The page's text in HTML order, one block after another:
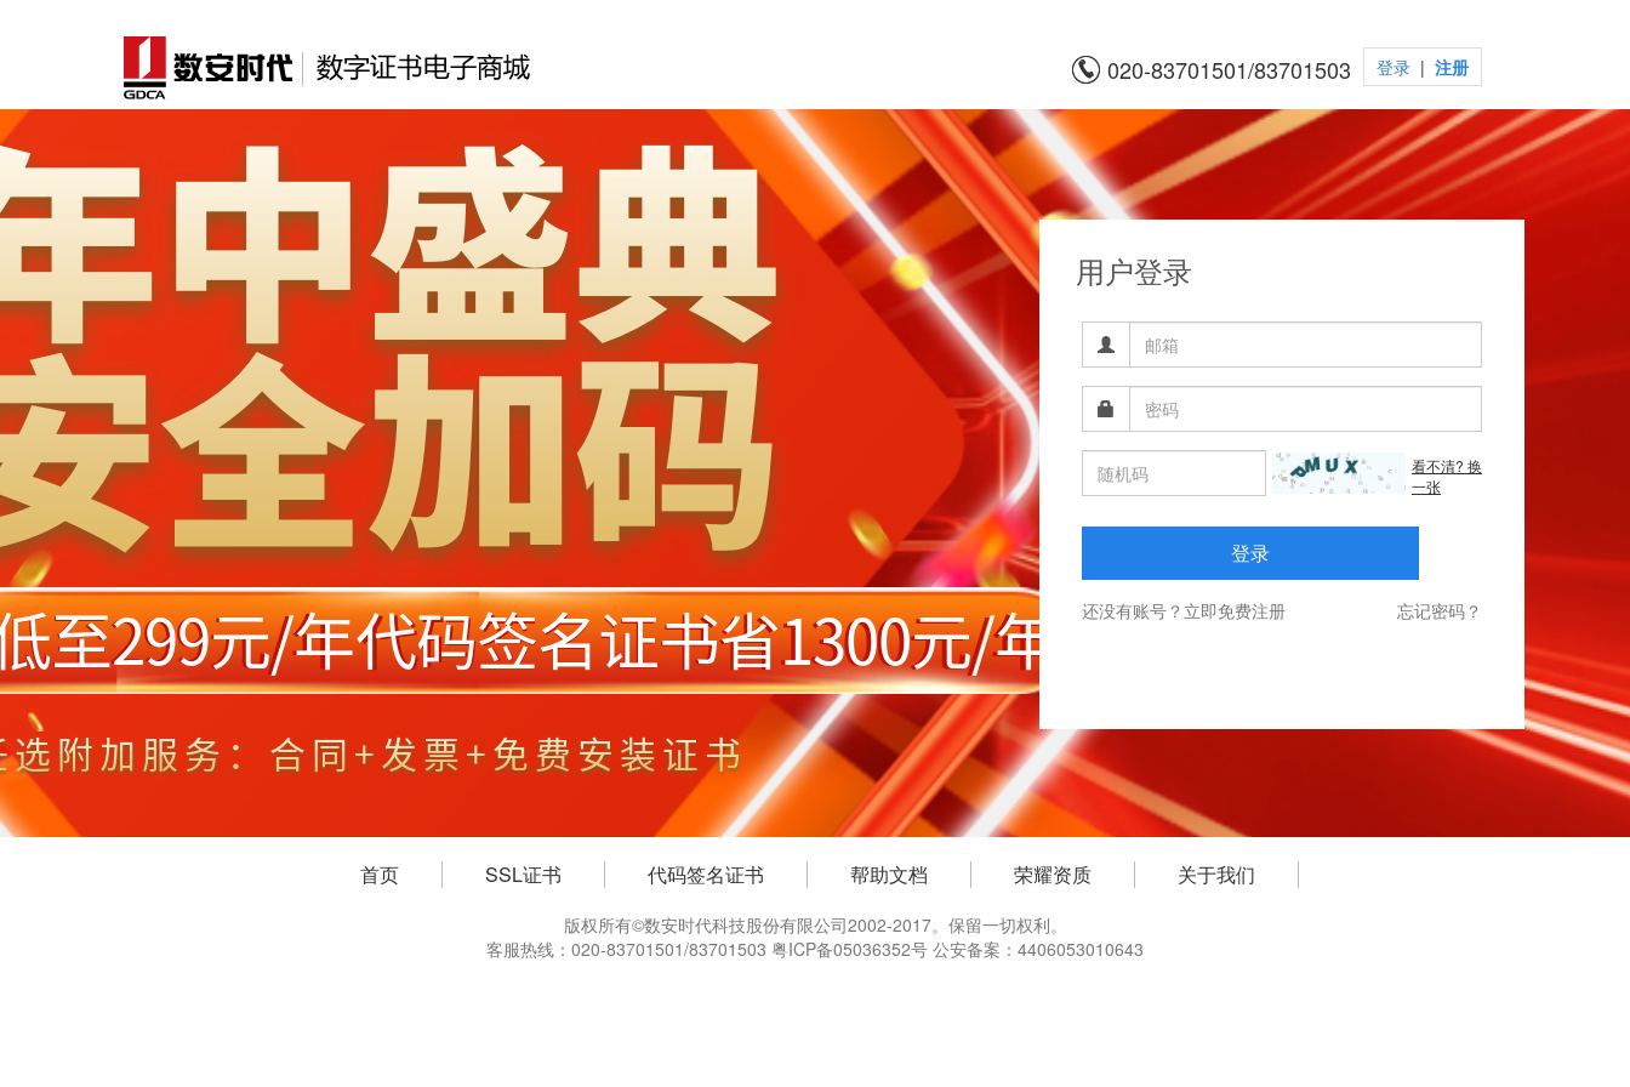
020-83701501/83701503 登录 | 注册
用户登录
看不清? 换
一张
登录
还没有账号？立即免费注册 忘记密码？
首页 SSL证书 代码签名证书 帮助文档 荣耀资质 关于我们
版权所有©数安时代科技股份有限公司2002-2017。保留一切权利。
客服热线：020-83701501/83701503 粤ICP备05036352号 公安备案：4406053010643